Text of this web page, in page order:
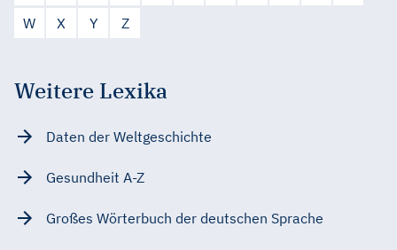
W
X Y Z
Weitere Lexika
Daten der Weltgeschichte
Gesundheit A-Z
Großes Wörterbuch der deutschen Sprache